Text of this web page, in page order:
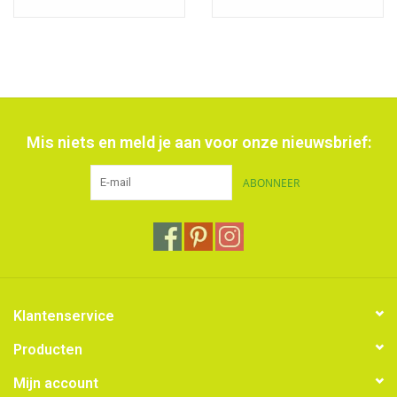
Mis niets en meld je aan voor onze nieuwsbrief:
ABONNEER
Klantenservice
Producten
Mijn account